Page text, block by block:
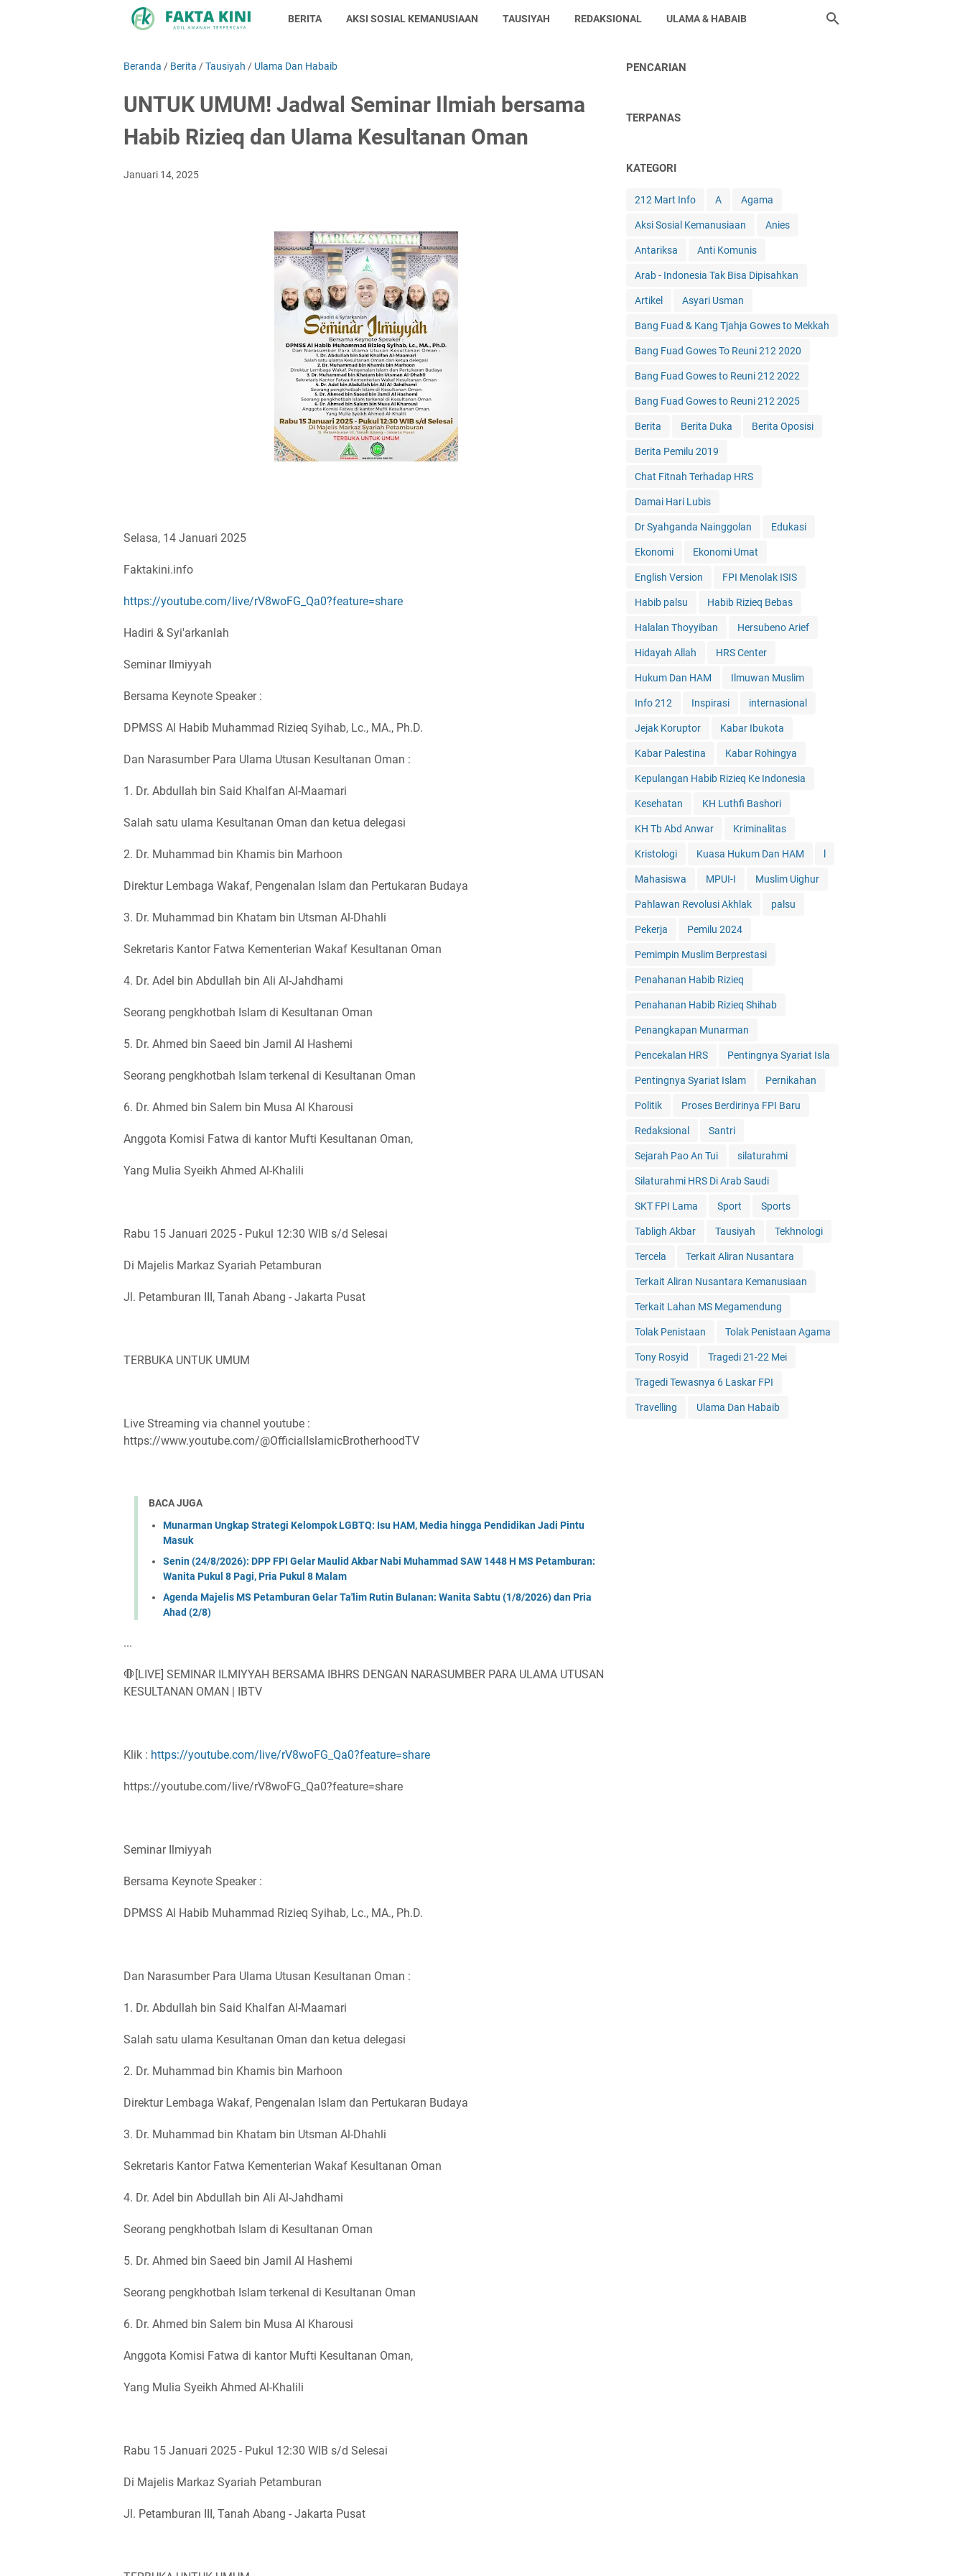
BERITA AKSI SOSIAL KEMANUSIAAN TAUSIYAH REDAKSIONAL ULAMA & HABAIB
Beranda / Berita /Tausiyah / Ulama Dan Habaib
UNTUK UMUM! Jadwal Seminar Ilmiah bersama
Habib Rizieq dan Ulama Kesultanan Oman
Januari 14, 2025
Selasa, 14 Januari 2025
Faktakini.info
https://youtube.com/live/rV8woFG_Qa0?feature=share
Hadiri & Syi'arkanlah
Seminar Ilmiyyah
Bersama Keynote Speaker :
DPMSS Al Habib Muhammad Rizieq Syihab, Lc., MA., Ph.D.
Dan Narasumber Para Ulama Utusan Kesultanan Oman :
1. Dr. Abdullah bin Said Khalfan Al-Maamari
Salah satu ulama Kesultanan Oman dan ketua delegasi
2. Dr. Muhammad bin Khamis bin Marhoon
Direktur Lembaga Wakaf, Pengenalan Islam dan Pertukaran Budaya
3. Dr. Muhammad bin Khatam bin Utsman Al-Dhahli
Sekretaris Kantor Fatwa Kementerian Wakaf Kesultanan Oman
4. Dr. Adel bin Abdullah bin Ali Al-Jahdhami
Seorang pengkhotbah Islam di Kesultanan Oman
5. Dr. Ahmed bin Saeed bin Jamil Al Hashemi
Seorang pengkhotbah Islam terkenal di Kesultanan Oman
6. Dr. Ahmed bin Salem bin Musa Al Kharousi
Anggota Komisi Fatwa di kantor Mufti Kesultanan Oman,
Yang Mulia Syeikh Ahmed Al-Khalili
Rabu 15 Januari 2025 - Pukul 12:30 WIB s/d Selesai
Di Majelis Markaz Syariah Petamburan
Jl. Petamburan III, Tanah Abang - Jakarta Pusat
TERBUKA UNTUK UMUM
Live Streaming via channel youtube :
https://www.youtube.com/@OfficialIslamicBrotherhoodTV
BACA JUGA
Munarman Ungkap Strategi Kelompok LGBTQ: Isu HAM, Media hingga Pendidikan Jadi Pintu
Masuk
Senin (24/8/2026): DPP FPI Gelar Maulid Akbar Nabi Muhammad SAW 1448 H MS Petamburan:
Wanita Pukul 8 Pagi, Pria Pukul 8 Malam
Agenda Majelis MS Petamburan Gelar Ta'lim Rutin Bulanan: Wanita Sabtu (1/8/2026) dan Pria
Ahad (2/8)
...
🛑[LIVE] SEMINAR ILMIYYAH BERSAMA IBHRS DENGAN NARASUMBER PARA ULAMA UTUSAN
KESULTANAN OMAN | IBTV
Klik : https://youtube.com/live/rV8woFG_Qa0?feature=share
https://youtube.com/live/rV8woFG_Qa0?feature=share
Seminar Ilmiyyah
Bersama Keynote Speaker :
DPMSS Al Habib Muhammad Rizieq Syihab, Lc., MA., Ph.D.
Dan Narasumber Para Ulama Utusan Kesultanan Oman :
1. Dr. Abdullah bin Said Khalfan Al-Maamari
Salah satu ulama Kesultanan Oman dan ketua delegasi
2. Dr. Muhammad bin Khamis bin Marhoon
Direktur Lembaga Wakaf, Pengenalan Islam dan Pertukaran Budaya
3. Dr. Muhammad bin Khatam bin Utsman Al-Dhahli
Sekretaris Kantor Fatwa Kementerian Wakaf Kesultanan Oman
4. Dr. Adel bin Abdullah bin Ali Al-Jahdhami
Seorang pengkhotbah Islam di Kesultanan Oman
5. Dr. Ahmed bin Saeed bin Jamil Al Hashemi
Seorang pengkhotbah Islam terkenal di Kesultanan Oman
6. Dr. Ahmed bin Salem bin Musa Al Kharousi
Anggota Komisi Fatwa di kantor Mufti Kesultanan Oman,
Yang Mulia Syeikh Ahmed Al-Khalili
Rabu 15 Januari 2025 - Pukul 12:30 WIB s/d Selesai
Di Majelis Markaz Syariah Petamburan
Jl. Petamburan III, Tanah Abang - Jakarta Pusat
PENCARIAN
TERPANAS
KATEGORI
212 Mart Info A Agama
Aksi Sosial Kemanusiaan Anies
Antariksa Anti Komunis
Arab - Indonesia Tak Bisa Dipisahkan
Artikel Asyari Usman
Bang Fuad & Kang Tjahja Gowes to Mekkah
Bang Fuad Gowes To Reuni 212 2020
Bang Fuad Gowes to Reuni 212 2022
Bang Fuad Gowes to Reuni 212 2025
Berita Berita Duka Berita Oposisi
Berita Pemilu 2019
Chat Fitnah Terhadap HRS
Damai Hari Lubis
Dr Syahganda Nainggolan Edukasi
Ekonomi Ekonomi Umat
English Version FPI Menolak ISIS
Habib palsu Habib Rizieq Bebas
Halalan Thoyyiban Hersubeno Arief
Hidayah Allah HRS Center
Hukum Dan HAM Ilmuwan Muslim
Info 212 Inspirasi internasional
Jejak Koruptor Kabar Ibukota
Kabar Palestina Kabar Rohingya
Kepulangan Habib Rizieq Ke Indonesia
Kesehatan KH Luthfi Bashori
KH Tb Abd Anwar Kriminalitas
Kristologi Kuasa Hukum Dan HAM
Mahasiswa MPUI-I Muslim Uighur
Pahlawan Revolusi Akhlak palsu
Pekerja Pemilu 2024
Pemimpin Muslim Berprestasi
Penahanan Habib Rizieq
Penahanan Habib Rizieq Shihab
Penangkapan Munarman
Pencekalan HRS Pentingnya Syariat Isla
Pentingnya Syariat Islam Pernikahan
Politik Proses Berdirinya FPI Baru
Redaksional Santri
Sejarah Pao An Tui silaturahmi
Silaturahmi HRS Di Arab Saudi
SKT FPI Lama Sport Sports
Tabligh Akbar Tausiyah Tekhnologi
Tercela Terkait Aliran Nusantara
Terkait Aliran Nusantara Kemanusiaan
Terkait Lahan MS Megamendung
Tolak Penistaan Tolak Penistaan Agama
Tony Rosyid Tragedi 21-22 Mei
Tragedi Tewasnya 6 Laskar FPI
Travelling Ulama Dan Habaib